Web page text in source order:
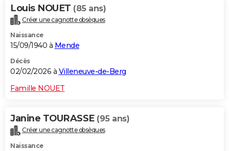
Louis NOUET (85 ans)
Créer une cagnotte obsèques
Naissance
15/09/1940 à Mende
Décès
02/02/2026 à Villeneuve-de-Berg
Famille NOUET
Janine TOURASSE (95 ans)
Créer une cagnotte obsèques
Naissance